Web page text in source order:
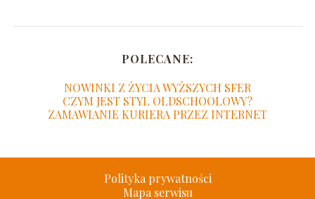
POLECANE:
NOWINKI Z ŻYCIA WYŻSZYCH SFER
CZYM JEST STYL OLDSCHOOLOWY?
ZAMAWIANIE KURIERA PRZEZ INTERNET
Polityka prywatności
Mapa serwisu